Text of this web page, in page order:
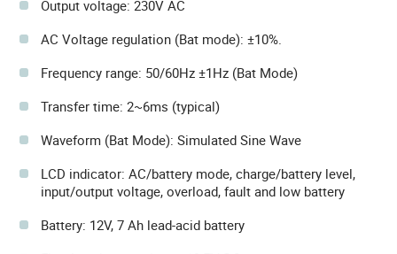
Output voltage: 230V AC
AC Voltage regulation (Bat mode): ±10%.
Frequency range: 50/60Hz ±1Hz (Bat Mode)
Transfer time: 2~6ms (typical)
Waveform (Bat Mode): Simulated Sine Wave
LCD indicator: AC/battery mode, charge/battery level,
input/output voltage, overload, fault and low battery
Battery: 12V, 7 Ah lead-acid battery